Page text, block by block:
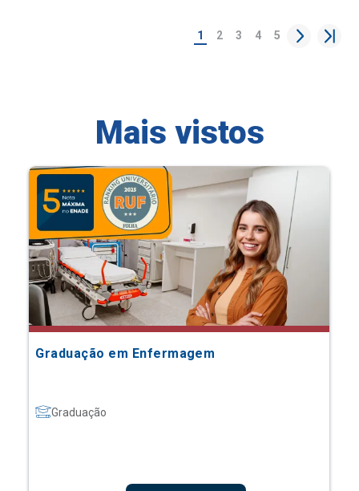
1 2 3 4 5
Mais vistos
Graduação em Enfermagem
Graduação